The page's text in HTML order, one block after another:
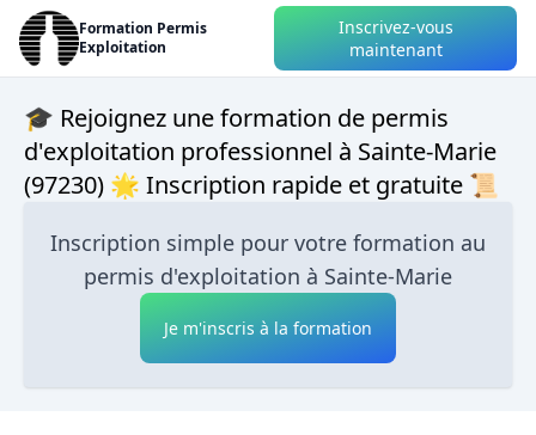
Formation Permis
Exploitation
Inscrivez-vous
maintenant
🎓 Rejoignez une formation de permis
d'exploitation professionnel à Sainte-Marie
(97230) 🌟 Inscription rapide et gratuite 📜
Inscription simple pour votre formation au
permis d'exploitation à Sainte-Marie
Je m'inscris à la formation